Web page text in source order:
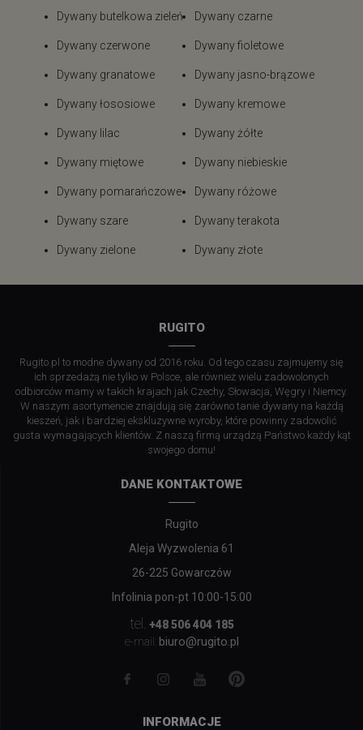
Dywany butelkowa zieleń Dywany czarne
Dywany czerwone Dywany fioletowe
Dywany granatowe Dywany jasno-brązowe
Dywany łososiowe Dywany kremowe
Dywany lilac Dywany żółte
Dywany miętowe Dywany niebieskie
Dywany pomarańczowe Dywany różowe
Dywany szare Dywany terakota
Dywany zielone Dywany złote
RUGITO
Rugito.pl to modne dywany od 2016 roku. Od tego czasu zajmujemy się
ich sprzedażą nie tylko w Polsce, ale również wielu zadowolonych
odbiorców mamy w takich krajach jak Czechy, Słowacja, Węgry i Niemcy.
W naszym asortymencie znajdują się zarówno tanie dywany na każdą
kieszeń, jak i bardziej ekskluzywne wyroby, które powinny zadowolić
gusta wymagających klientów. Z naszą firmą urządzą Państwo każdy kąt
swojego domu!
DANE KONTAKTOWE
Rugito
Aleja Wyzwolenia 61
26-225 Gowarczów
Infolinia pon-pt 10:00-15:00
tel.
+48 506 404 185
e-mail: biuro@rugito.pl
INFORMACJE